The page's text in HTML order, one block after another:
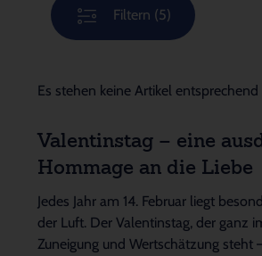
Filtern (5)
Es stehen keine Artikel
Valentinstag – eine
Hommage an die Liebe
Jedes Jahr am 14. Februar liegt
der Luft. Der Valentinstag, der ganz
Zuneigung und Wertschätzung steht